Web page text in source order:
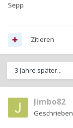
Sepp
Zitieren
3 Jahre später...
Jimbo82
Geschrieben